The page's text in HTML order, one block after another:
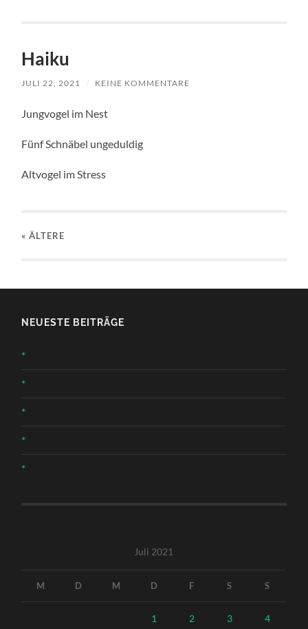
Haiku
JULI 22, 2021 / KEINE KOMMENTARE
Jungvogel im Nest
Fünf Schnäbel ungeduldig
Altvogel im Stress
« ÄLTERE
NEUESTE BEITRÄGE
*
*
*
*
*
Juli 2021
M D M D F S S
1 2 3 4